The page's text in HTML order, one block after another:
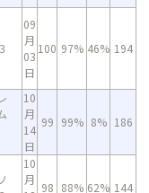
09
月
03
日
100 97% 46% 194
10
月
14
日
99 99% 8% 186
10
月
98 88% 62% 144